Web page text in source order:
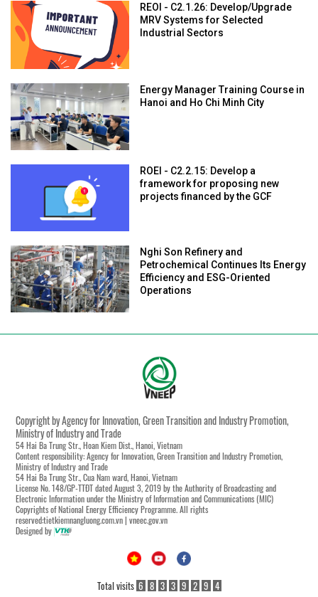
REOI - C2.1.26: Develop/Upgrade
MRV Systems for Selected
Industrial Sectors
Energy Manager Training Course in
Hanoi and Ho Chi Minh City
ROEI - C2.2.15: Develop a
framework for proposing new
projects financed by the GCF
Nghi Son Refinery and
Petrochemical Continues Its Energy
Efficiency and ESG-Oriented
Operations
Copyright by Agency for Innovation, Green Transition and Industry Promotion,
Ministry of Industry and Trade
54 Hai Ba Trung Str., Hoan Kiem Dist., Hanoi, Vietnam
Content responsibility: Agency for Innovation, Green Transition and Industry Promotion,
Ministry of Industry and Trade
54 Hai Ba Trung Str., Cua Nam ward, Hanoi, Vietnam
License No. 148/GP-TTĐT dated August 3, 2019 by the Authority of Broadcasting and
Electronic Information under the Ministry of Information and Communications (MIC)
Copyrights of National Energy Efficiency Programme. All rights
reserved:tietkiemnangluong.com.vn | vneec.gov.vn
Designed by
Total visits 6 8 3 3 9 2 9 4